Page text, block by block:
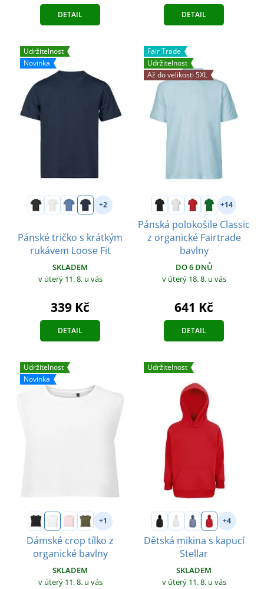
DETAIL DETAIL
Udržitelnost
Novinka
+2
Pánské tričko s krátkým
rukávem Loose Fit
SKLADEM
v úterý 11. 8. u vás
339 Kč
DETAIL
Fair Trade
Udržitelnost
Až do velikosti 5XL
+14
Pánská polokošile Classic
z organické Fairtrade
bavlny
DO 6 DNŮ
v úterý 18. 8. u vás
641 Kč
DETAIL
Udržitelnost
Novinka
+1
Dámské crop tílko z
organické bavlny
SKLADEM
v úterý 11. 8. u vás
Udržitelnost
+4
Dětská mikina s kapucí
Stellar
SKLADEM
v úterý 11. 8. u vás